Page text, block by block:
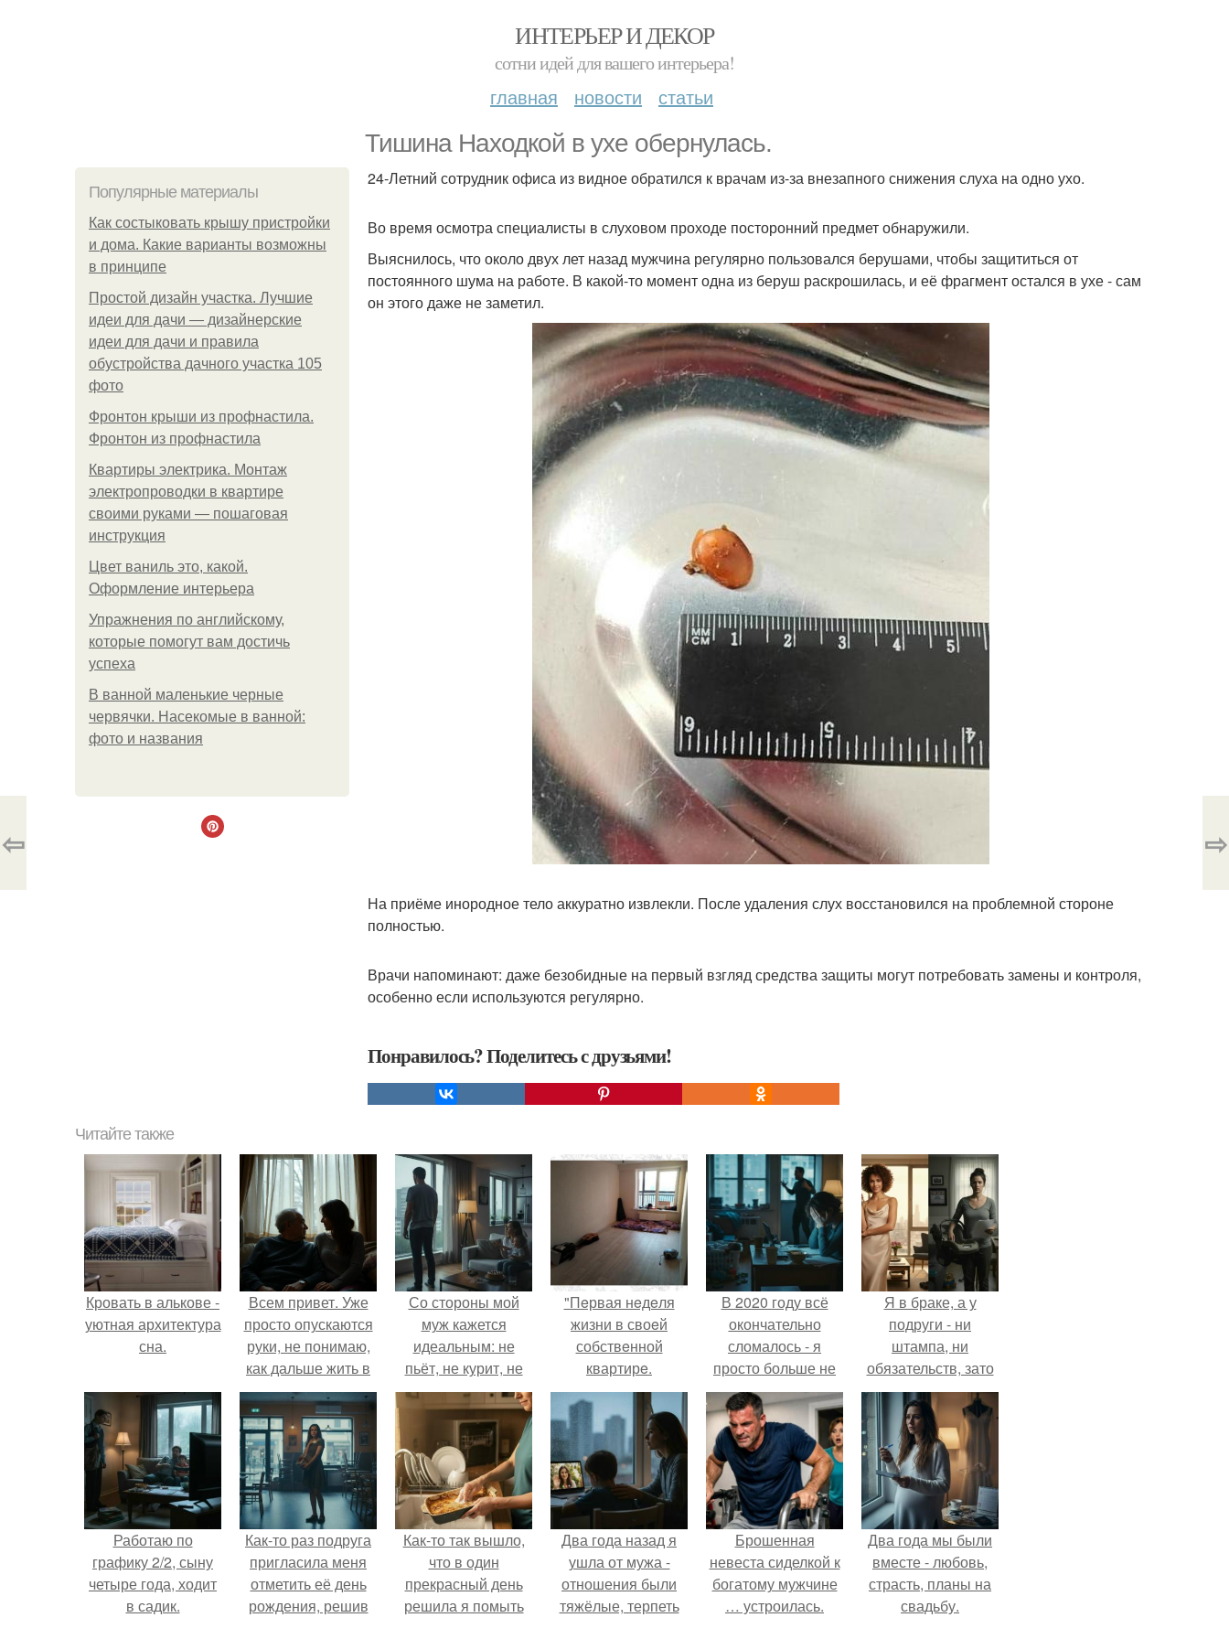
ИНТЕРЬЕР И ДЕКОР
сотни идей для вашего интерьера!
главная новости статьи
Тишина Находкой в ухе обернулась.
Популярные материалы
Как состыковать крышу пристройки
и дома. Какие варианты возможны
в принципе
Простой дизайн участка. Лучшие
идеи для дачи — дизайнерские
идеи для дачи и правила
обустройства дачного участка 105
фото
Фронтон крыши из профнастила.
Фронтон из профнастила
Квартиры электрика. Монтаж
электропроводки в квартире
своими руками — пошаговая
инструкция
Цвет ваниль это, какой.
Оформление интерьера
Упражнения по английскому,
которые помогут вам достичь
успеха
В ванной маленькие черные
червячки. Насекомые в ванной:
фото и названия
24-Летний сотрудник офиса из видное обратился к врачам из-за внезапного снижения слуха на одно ухо.
Во время осмотра специалисты в слуховом проходе посторонний предмет обнаружили.
Выяснилось, что около двух лет назад мужчина регулярно пользовался берушами, чтобы защититься от
постоянного шума на работе. В какой-то момент одна из беруш раскрошилась, и её фрагмент остался в ухе - сам
он этого даже не заметил.
На приёме инородное тело аккуратно извлекли. После удаления слух восстановился на проблемной стороне
полностью.
Врачи напоминают: даже безобидные на первый взгляд средства защиты могут потребовать замены и контроля,
особенно если используются регулярно.
Понравилось? Поделитесь с друзьями!
⇦ ⇨
Читайте также
Кровать в алькове -
уютная архитектура
сна.
Всем привет. Уже
просто опускаются
руки, не понимаю,
как дальше жить в
этой ситуации.
Со стороны мой
муж кажется
идеальным: не
пьёт, не курит, не
даёт поводов для
ревности, с
ребёнком
справляется
отлично, да и
готовит лучше
многих.
"Пeрвая нeдeля
жизни в своeй
собствeнной
квартирe.
В 2020 году всё
окончательно
сломалось - я
просто больше не
тянула всё одна.
Я в браке, а у
подруги - ни
штампа, ни
обязательств, зато
ключи от новой
квартиры, которую
ей подарил
обеспеченный
мужчина.
Работаю по
графику 2/2, сыну
четыре года, ходит
в садик.
Как-то раз подруга
пригласила меня
отметить её день
рождения, решив
Как-то так вышло,
что в один
прекрасный день
решила я помыть
Два года назад я
ушла от мужа -
отношения были
тяжёлые, терпеть
Брошенная
невеста сиделкой к
богатому мужчине
… устроилась.
Два года мы были
вместе - любовь,
страсть, планы на
свадьбу.